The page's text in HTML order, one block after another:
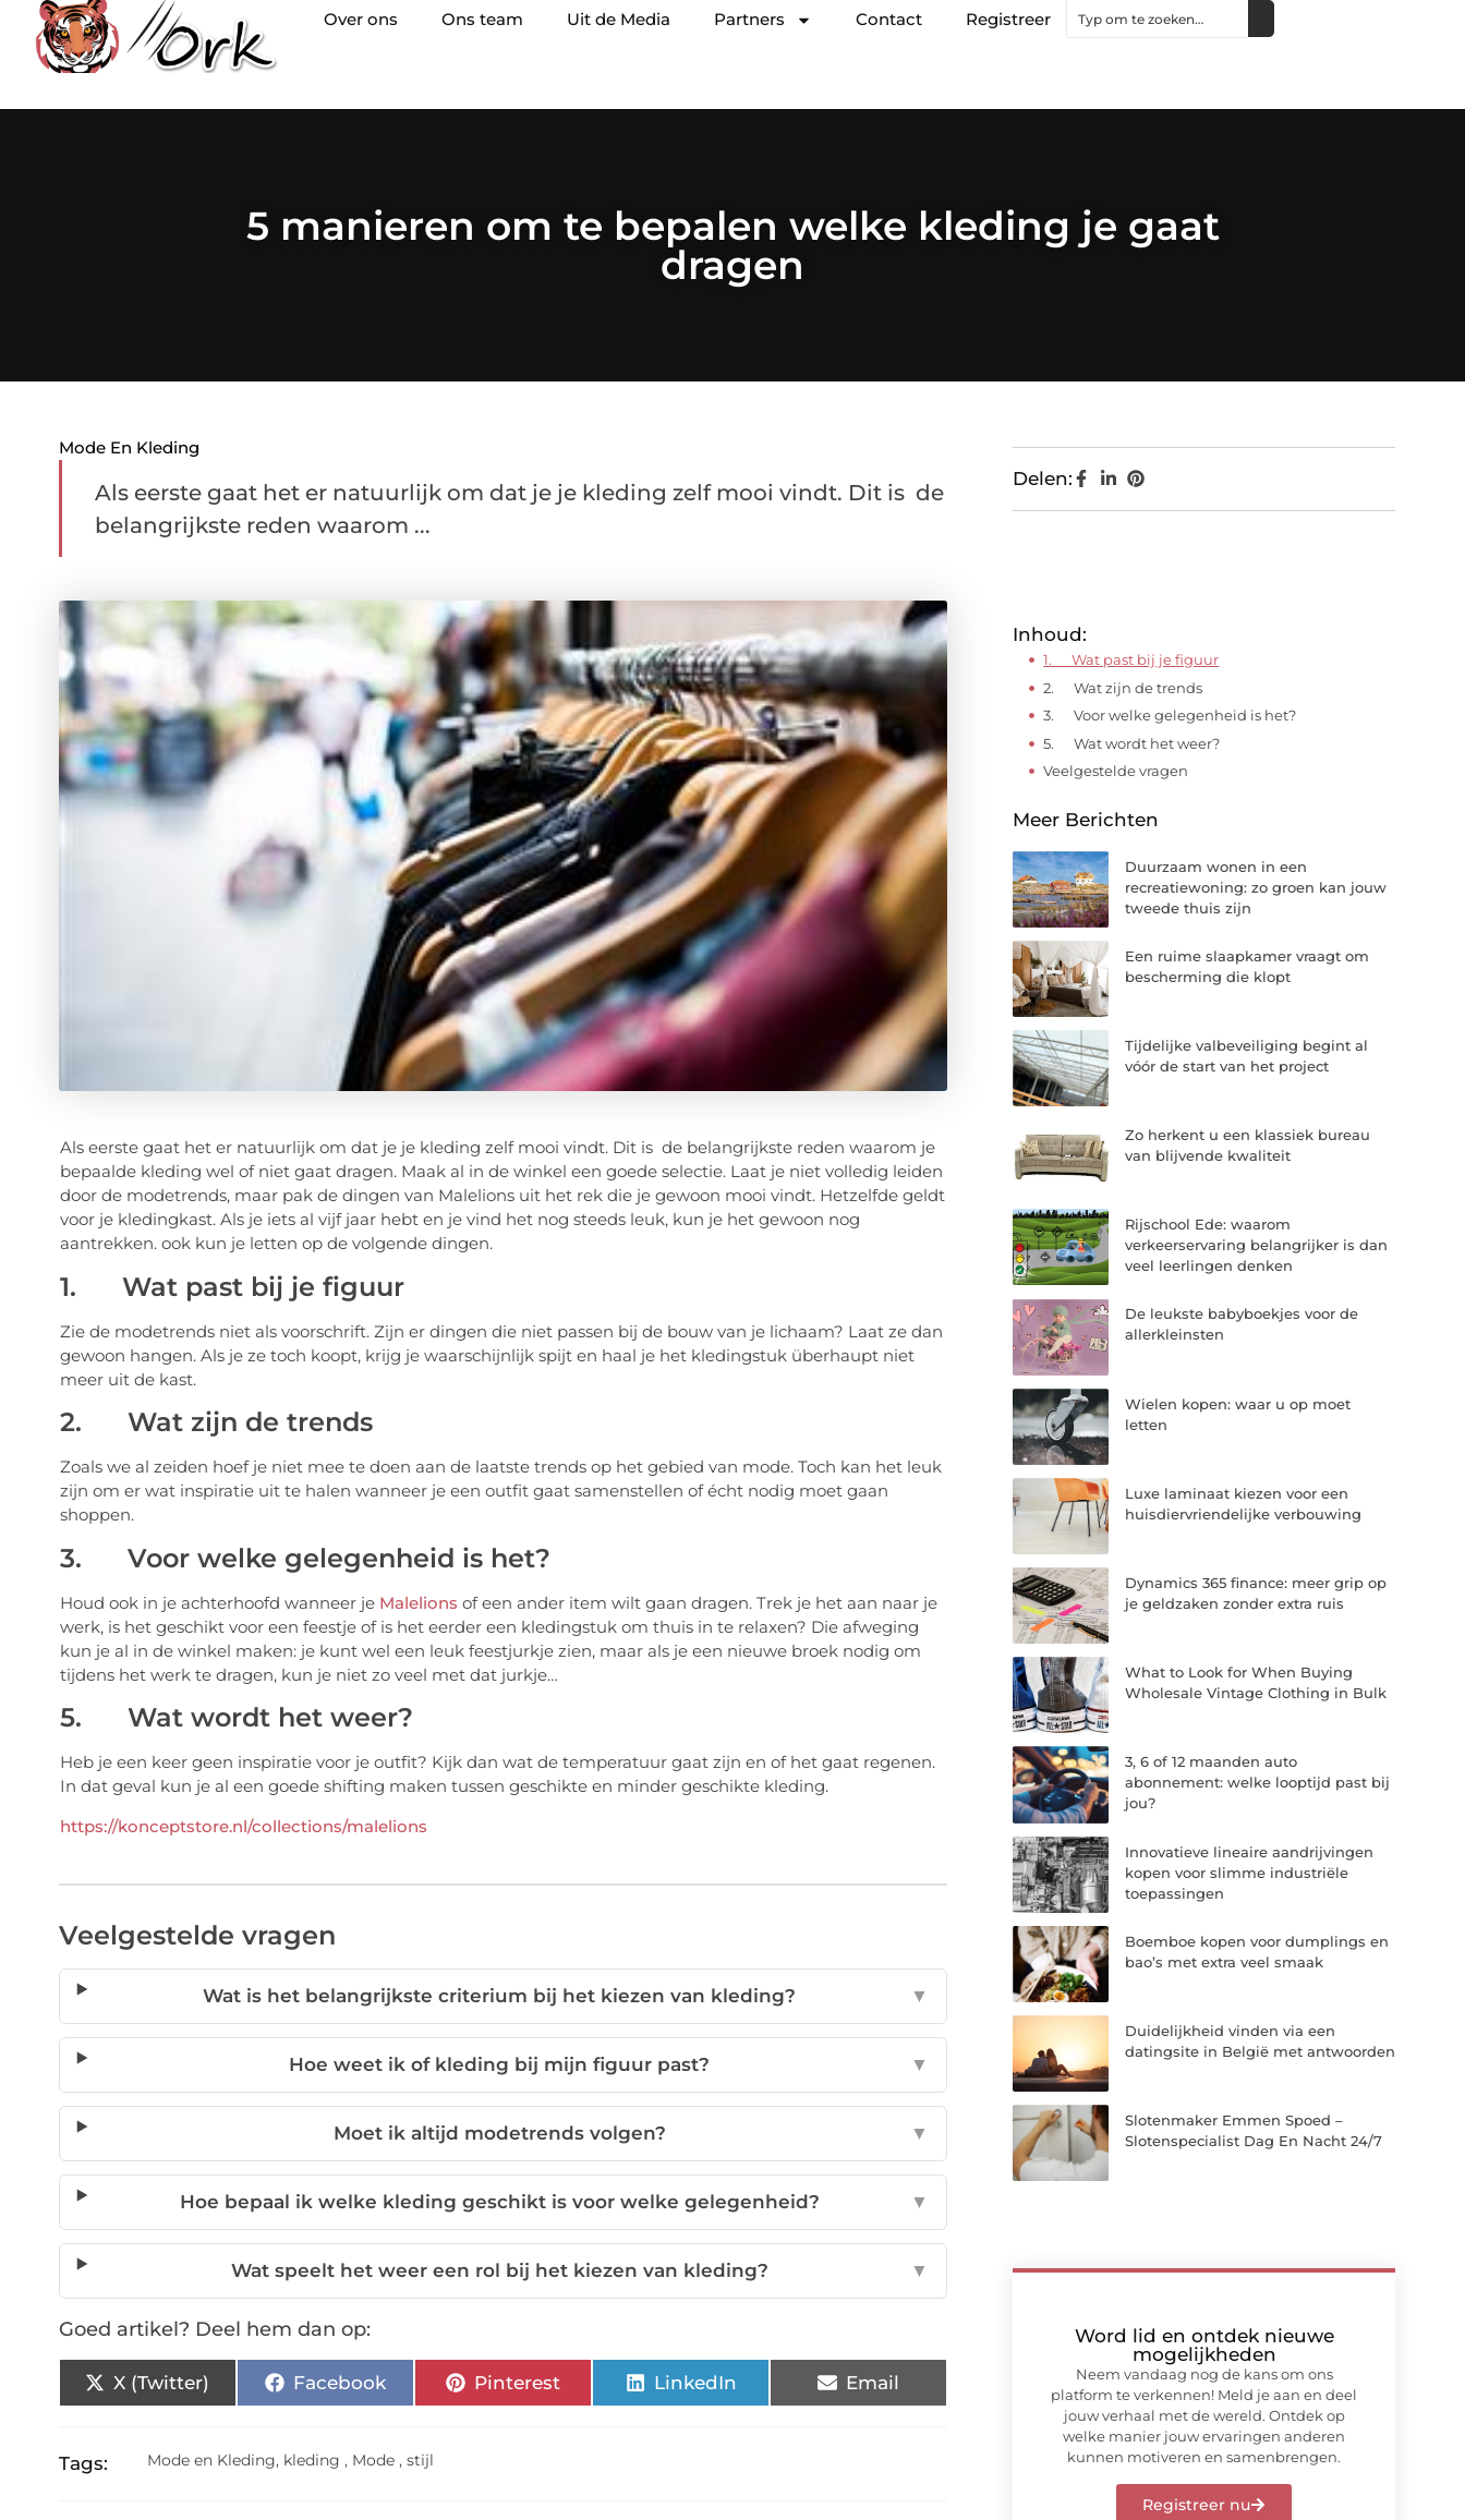
Over ons Ons team Uit de Media Partners Contact Registreer
5 manieren om te bepalen welke kleding je gaat
dragen
Mode En Kleding
Als eerste gaat het er natuurlijk om dat je je kleding zelf mooi vindt. Dit is de
belangrijkste reden waarom ...
Als eerste gaat het er natuurlijk om dat je je kleding zelf mooi vindt. Dit is de belangrijkste reden waarom je
bepaalde kleding wel of niet gaat dragen. Maak al in de winkel een goede selectie. Laat je niet volledig leiden
door de modetrends, maar pak de dingen van Malelions uit het rek die je gewoon mooi vindt. Hetzelfde geldt
voor je kledingkast. Als je iets al vijf jaar hebt en je vind het nog steeds leuk, kun je het gewoon nog
aantrekken. ook kun je letten op de volgende dingen.
1. Wat past bij je figuur
Zie de modetrends niet als voorschrift. Zijn er dingen die niet passen bij de bouw van je lichaam? Laat ze dan
gewoon hangen. Als je ze toch koopt, krijg je waarschijnlijk spijt en haal je het kledingstuk überhaupt niet
meer uit de kast.
2. Wat zijn de trends
Zoals we al zeiden hoef je niet mee te doen aan de laatste trends op het gebied van mode. Toch kan het leuk
zijn om er wat inspiratie uit te halen wanneer je een outfit gaat samenstellen of écht nodig moet gaan
shoppen.
3. Voor welke gelegenheid is het?
Houd ook in je achterhoofd wanneer je Malelions of een ander item wilt gaan dragen. Trek je het aan naar je
werk, is het geschikt voor een feestje of is het eerder een kledingstuk om thuis in te relaxen? Die afweging
kun je al in de winkel maken: je kunt wel een leuk feestjurkje zien, maar als je een nieuwe broek nodig om
tijdens het werk te dragen, kun je niet zo veel met dat jurkje…
5. Wat wordt het weer?
Heb je een keer geen inspiratie voor je outfit? Kijk dan wat de temperatuur gaat zijn en of het gaat regenen.
In dat geval kun je al een goede shifting maken tussen geschikte en minder geschikte kleding.
https://konceptstore.nl/collections/malelions
Veelgestelde vragen
Wat is het belangrijkste criterium bij het kiezen van kleding? ▼
Hoe weet ik of kleding bij mijn figuur past? ▼
Moet ik altijd modetrends volgen? ▼
Hoe bepaal ik welke kleding geschikt is voor welke gelegenheid? ▼
Wat speelt het weer een rol bij het kiezen van kleding? ▼
Goed artikel? Deel hem dan op:
X (Twitter) Facebook Pinterest LinkedIn Email
Tags: Mode en Kleding, kleding , Mode ,stijl
Delen:
Inhoud:
1. Wat past bij je figuur
2. Wat zijn de trends
3. Voor welke gelegenheid is het?
5. Wat wordt het weer?
Veelgestelde vragen
Meer Berichten
Duurzaam wonen in een
recreatiewoning: zo groen kan jouw
tweede thuis zijn
Een ruime slaapkamer vraagt om
bescherming die klopt
Tijdelijke valbeveiliging begint al
vóór de start van het project
Zo herkent u een klassiek bureau
van blijvende kwaliteit
Rijschool Ede: waarom
verkeerservaring belangrijker is dan
veel leerlingen denken
De leukste babyboekjes voor de
allerkleinsten
Wielen kopen: waar u op moet
letten
Luxe laminaat kiezen voor een
huisdiervriendelijke verbouwing
Dynamics 365 finance: meer grip op
je geldzaken zonder extra ruis
What to Look for When Buying
Wholesale Vintage Clothing in Bulk
3, 6 of 12 maanden auto
abonnement: welke looptijd past bij
jou?
Innovatieve lineaire aandrijvingen
kopen voor slimme industriële
toepassingen
Boemboe kopen voor dumplings en
bao’s met extra veel smaak
Duidelijkheid vinden via een
datingsite in België met antwoorden
Slotenmaker Emmen Spoed –
Slotenspecialist Dag En Nacht 24/7
Word lid en ontdek nieuwe
mogelijkheden
Neem vandaag nog de kans om ons
platform te verkennen! Meld je aan en deel
jouw verhaal met de wereld. Ontdek op
welke manier jouw ervaringen anderen
kunnen motiveren en samenbrengen.
Registreer nu